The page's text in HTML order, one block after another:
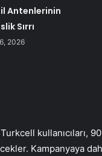
Antenlerinin
Sırrı
2026
kullanıcıları,
Kampanyaya